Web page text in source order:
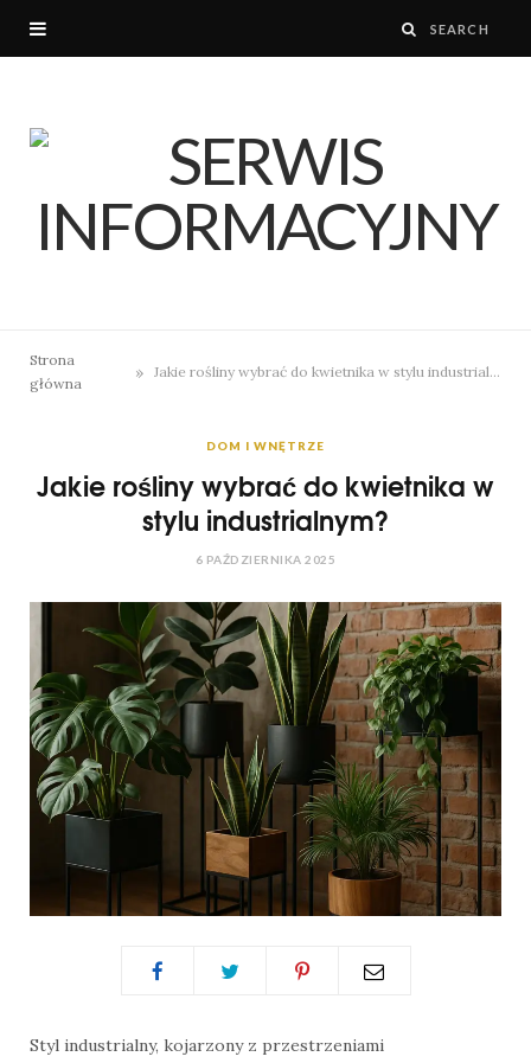
Strona
główna
» Jakie rośliny wybrać do kwietnika w stylu industrialnym?
DOM I WNĘTRZE
Jakie rośliny wybrać do kwietnika w
stylu industrialnym?
6 PAŹDZIERNIKA 2025
Styl industrialny, kojarzony z przestrzeniami